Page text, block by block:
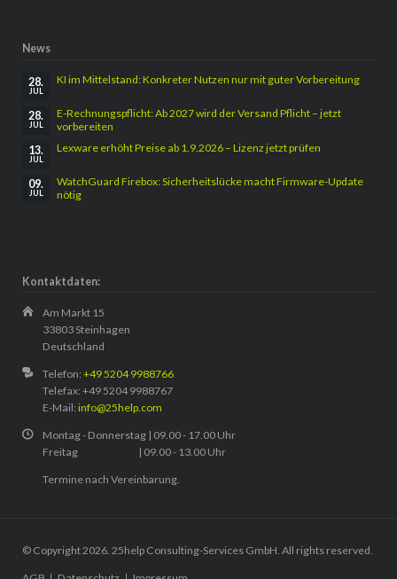
News
28.
JUL
KI im Mittelstand: Konkreter Nutzen nur mit guter Vorbereitung
28.
JUL
E-Rechnungspflicht: Ab 2027 wird der Versand Pflicht – jetzt
vorbereiten
13.
JUL
Lexware erhöht Preise ab 1.9.2026 – Lizenz jetzt prüfen
09.
JUL
WatchGuard Firebox: Sicherheitslücke macht Firmware-Update
nötig
Kontaktdaten:
Am Markt 15
33803 Steinhagen
Deutschland
Telefon: +49 5204 9988766
Telefax: +49 5204 9988767
E-Mail: info@25help.com
Montag - Donnerstag | 09.00 - 17.00 Uhr
Freitag | 09.00 - 13.00 Uhr
Termine nach Vereinbarung.
© Copyright 2026. 25help Consulting-Services GmbH. All rights reserved.